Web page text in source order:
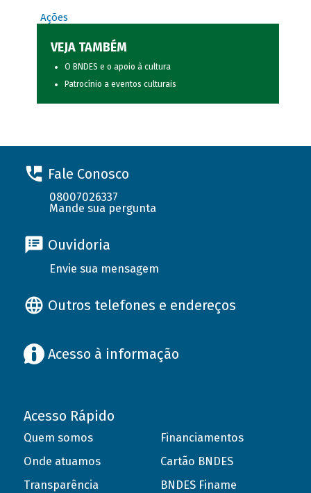
Ações
VEJA TAMBÉM
O BNDES e o apoio à cultura
Patrocínio a eventos culturais
Fale Conosco
08007026337
Mande sua pergunta
Ouvidoria
Envie sua mensagem
Outros telefones e endereços
Acesso à informação
Acesso Rápido
Quem somos
Onde atuamos
Transparência
Financiamentos
Cartão BNDES
BNDES Finame